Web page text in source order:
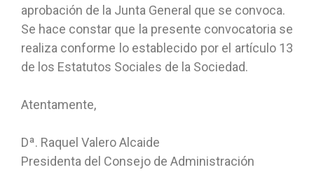
aprobación de la Junta General que se convoca.
Se hace constar que la presente convocatoria se
realiza conforme lo establecido por el artículo 13
de los Estatutos Sociales de la Sociedad.
Atentamente,
Dª. Raquel Valero Alcaide
Presidenta del Consejo de Administración